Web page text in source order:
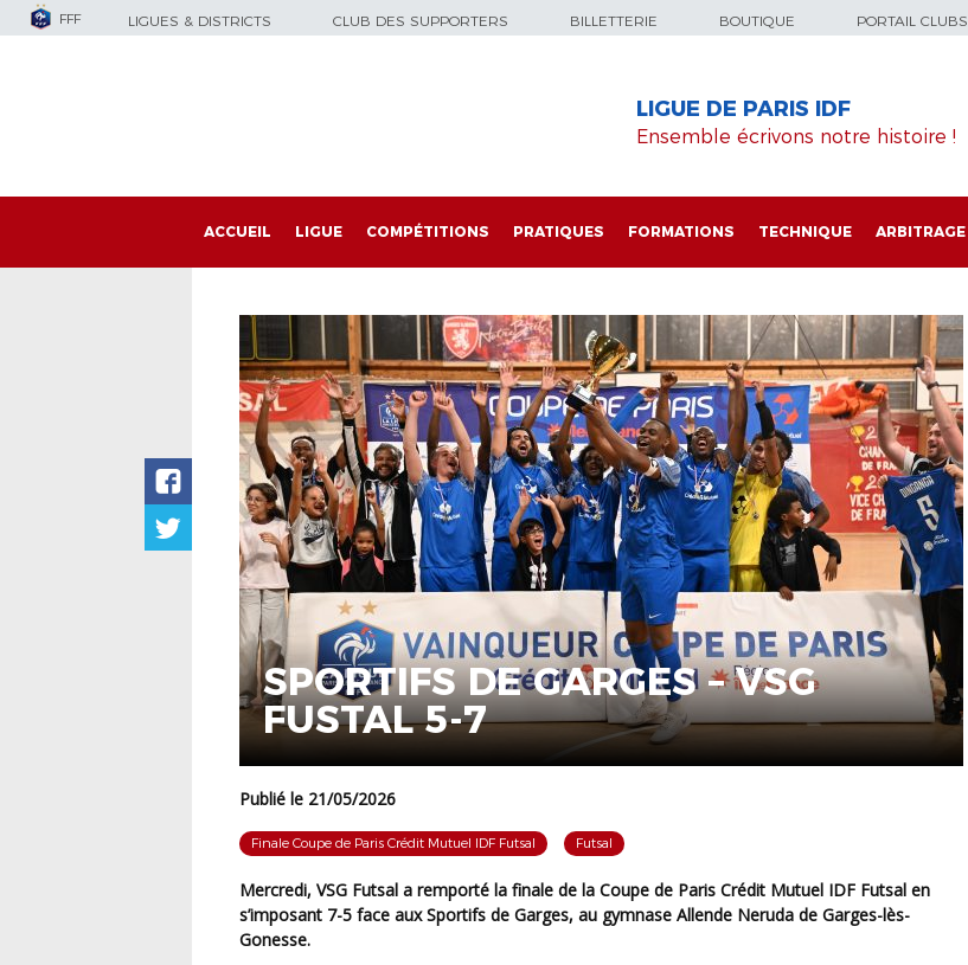
FFF LIGUES & DISTRICTS CLUB DES SUPPORTERS BILLETTERIE BOUTIQUE PORTAIL CLUBS
LIGUE DE PARIS IDF
Ensemble écrivons notre histoire !
ACCUEIL LIGUE COMPÉTITIONS PRATIQUES FORMATIONS TECHNIQUE ARBITRAGE
SPORTIFS DE GARGES – VSG
FUSTAL 5-7
Publié le 21/05/2026
Finale Coupe de Paris Crédit Mutuel IDF Futsal Futsal
Mercredi, VSG Futsal a remporté la finale de la Coupe de Paris Crédit Mutuel IDF Futsal en
s’imposant 7-5 face aux Sportifs de Garges, au gymnase Allende Neruda de Garges-lès-
Gonesse.